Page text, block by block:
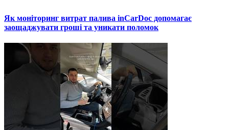
Як моніторинг витрат палива inCarDoc допомагає
заощаджувати гроші та уникати поломок